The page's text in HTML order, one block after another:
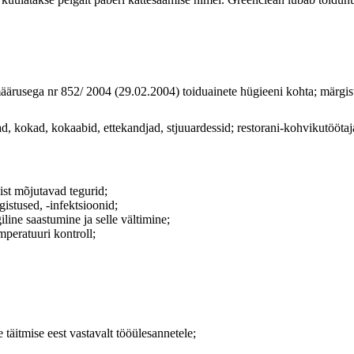
nr 852/ 2004 (29.02.2004) toiduainete hügieeni kohta;
kokad, kokaabid, ettekandjad, stjuuardessid; restorani-
mõjutavad tegurid;
-infektsioonid;
saastumine ja selle vältimine;
kontroll;
eest vastavalt tööülesannetele;